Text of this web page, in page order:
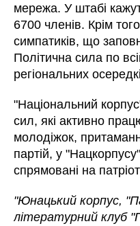
мережа. У штабі
6700 членів. Крім
симпатиків, що
Політична сила по
регіональних
"Національний
сил, які активно
молодіжок,
партій, у
спрямовані на
"Юнацький корпус,
літературний клуб